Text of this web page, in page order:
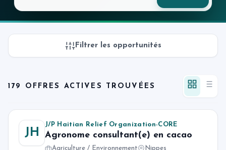
Filtrer les opportunités
179 OFFRES ACTIVES TROUVÉES
JH
J/P Haitian Relief Organization-CORE
Agronome consultant(e) en cacao
Agriculture / Environnement Nippes